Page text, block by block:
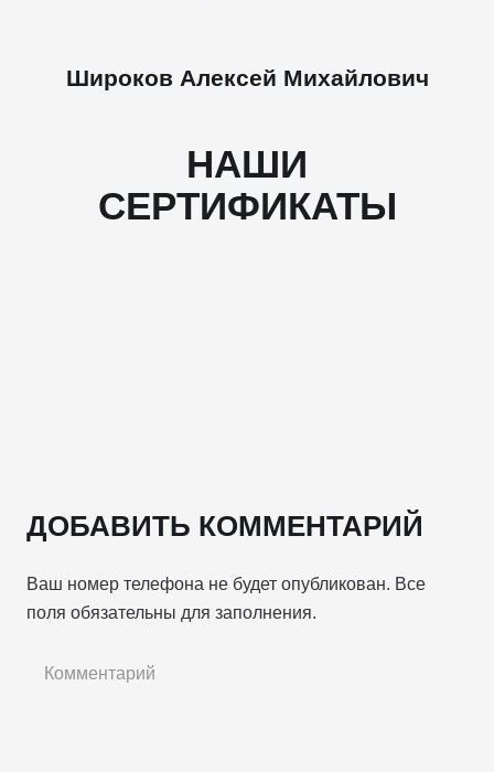
Широков Алексей Михайлович
НАШИ
СЕРТИФИКАТЫ
ДОБАВИТЬ КОММЕНТАРИЙ
Ваш номер телефона не будет опубликован. Все
поля обязательны для заполнения.